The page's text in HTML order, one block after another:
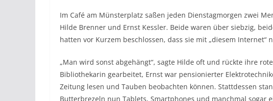
Im Café am Münsterplatz saßen jeden Dienstagmorgen zwei
Hilde Brenner und Ernst Kessler. Beide waren über siebzig,
hatten vor Kurzem beschlossen, dass sie mit „diesem
„Man wird sonst abgehängt“, sagte Hilde oft und rückte ihre
Bibliothekarin gearbeitet, Ernst war pensionierter
Zeitung lesen und Tauben beobachten können. Stattdessen
Butterbrezeln nun Tablets, Smartphones und manchmal sogar